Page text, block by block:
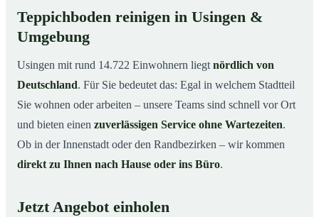
Teppichboden reinigen in Usingen &
Umgebung
Usingen mit rund 14.722 Einwohnern liegt nördlich von
Deutschland. Für Sie bedeutet das: Egal in welchem Stadtteil
Sie wohnen oder arbeiten – unsere Teams sind schnell vor Ort
und bieten einen zuverlässigen Service ohne Wartezeiten.
Ob in der Innenstadt oder den Randbezirken – wir kommen
direkt zu Ihnen nach Hause oder ins Büro.
Jetzt Angebot einholen